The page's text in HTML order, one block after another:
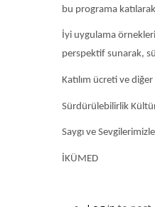
bu programa
İyi uygulama
perspektif sunarak,
Katılım ücreti ve
Sürdürülebilirlik
Saygı ve
İKÜMED